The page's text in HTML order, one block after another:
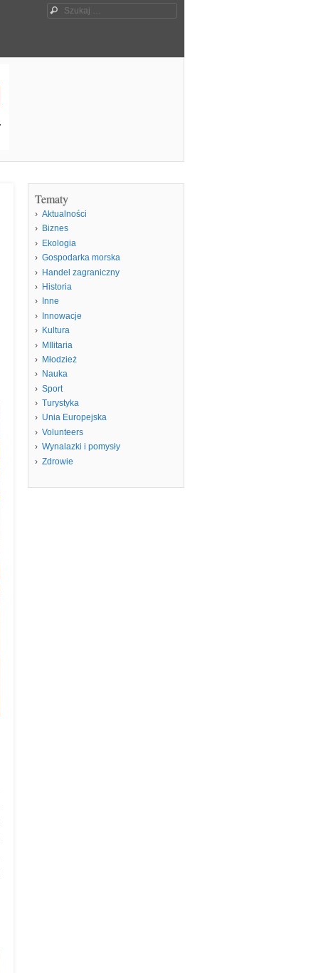
Szukaj
Tematy
Aktualności
Biznes
Ekologia
Gospodarka morska
Handel zagraniczny
Historia
Inne
Innowacje
Kultura
MIlitaria
Młodzież
Nauka
Sport
Turystyka
Unia Europejska
Volunteers
Wynalazki i pomysły
Zdrowie